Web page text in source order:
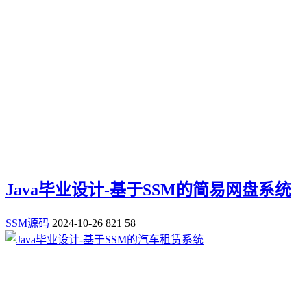
Java毕业设计-基于SSM的简易网盘系统
SSM源码 2024-10-26 821 58